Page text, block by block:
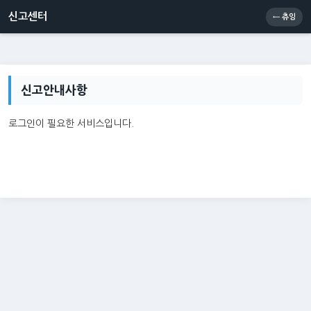
신고센터 메인
신고센터 ← 츄잉
신고안내사항
로그인이 필요한 서비스입니다.